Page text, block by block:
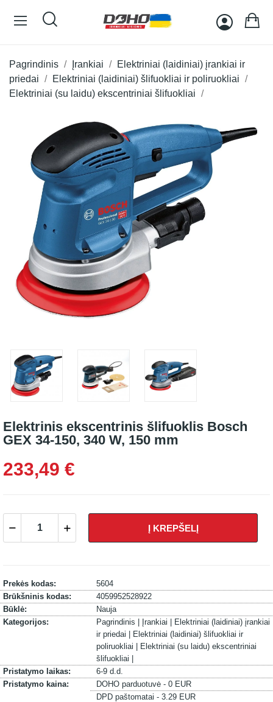
Pagrindinis Įrankiai
Elektriniai (laidiniai) įrankiai ir
priedai
Elektriniai (laidiniai) šlifuokliai ir poliruokliai
Elektriniai (su laidu) ekscentriniai šlifuokliai
Elektrinis ekscentrinis šlifuoklis Bosch
GEX 34-150, 340 W, 150 mm
233,49 €
Į KREPŠELĮ
Prekės kodas:
5604
Brūkšninis kodas:
4059952528922
Būklė:
Nauja
Kategorijos:
Pagrindinis | Įrankiai |
Elektriniai (laidiniai) įrankiai
ir priedai |
Elektriniai (laidiniai) šlifuokliai ir
poliruokliai |
Elektriniai (su laidu) ekscentriniai
šlifuokliai |
Pristatymo laikas:
6-9 d.d.
Pristatymo kaina:
DOHO parduotuvė - 0 EUR
DPD paštomatai - 3.29 EUR